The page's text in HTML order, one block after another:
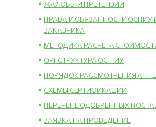
ЖАЛОБЫ И ПРЕТЕНЗИИ
ПРАВА И ОБЯЗАННОСТИ ОСПИУ
ЗАКАЗЧИКА
МЕТОДИКА РАСЧЕТА
ОРГСТРУКТУРА ОС ПИУ
ПОРЯДОК РАССМОТРЕНИЯ
СХЕМЫ СЕРТИФИКАЦИИ
ПЕРЕЧЕНЬ ОДОБРЕННЫХ
ЗАЯВКА НА ПРОВЕДЕНИЕ